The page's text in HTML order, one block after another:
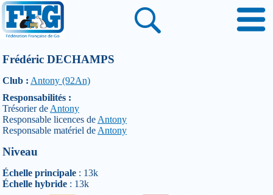
Frédéric DECHAMPS
Club : Antony (92An)
Responsabilités :
Trésorier de Antony
Responsable licences de Antony
Responsable matériel de Antony
Niveau
Échelle principale : 13k
Échelle hybride : 13k